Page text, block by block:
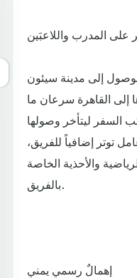
إلى مدينة سيئون
إلى القاهرة سرعان ما
السفر ليتأخر وصولها
توتر إضافياً للفريق،
والأحذية الخاصة
بالفريق.
إهمالٌ رسمي يمني